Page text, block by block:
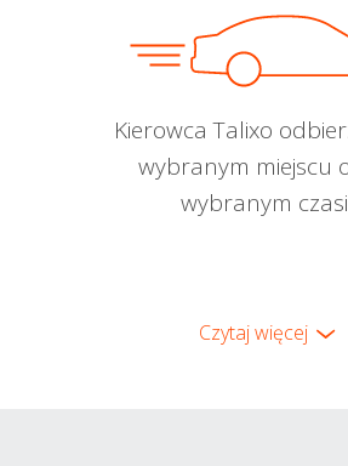
Kierowca Talixo
wybranym miejscu
wybranym
Czytaj więcej